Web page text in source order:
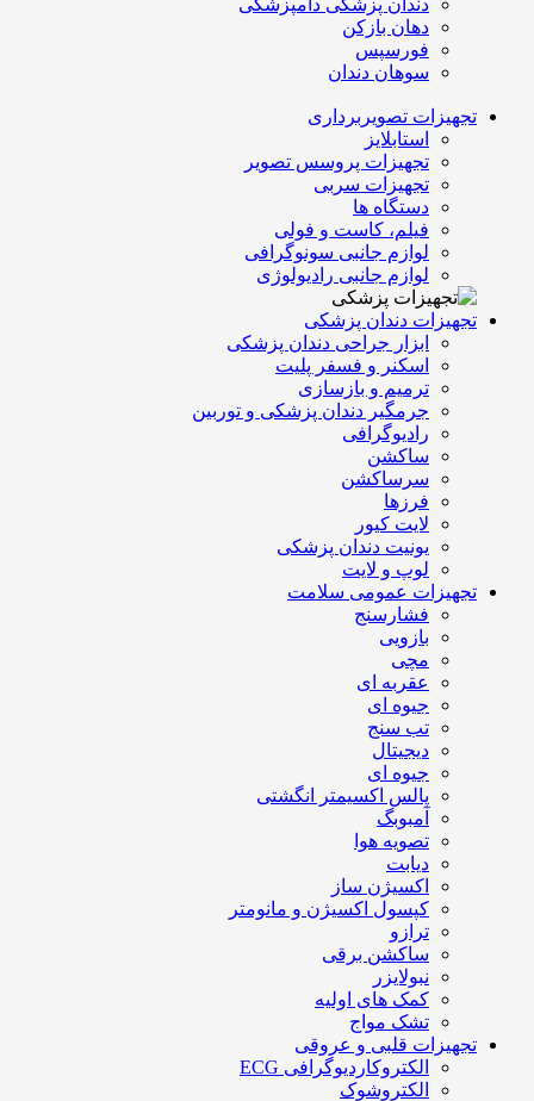
دندان پزشکی دامپزشکی
دهان بازکن
فورسپس
سوهان دندان
تجهیزات تصویربرداری
استابلایز
تجهیزات پروسس تصویر
تجهیزات سربی
دستگاه ها
فیلم، کاست و فولی
لوازم جانبی سونوگرافی
لوازم جانبی رادیولوژی
تجهیزات دندان پزشکی
ابزار جراحی دندان پزشکی
اسکنر و فسفر پلیت
ترمیم و بازسازی
جرمگیر دندان پزشکی و توربین
رادیوگرافی
ساکشن
سرساکشن
فرزها
لایت کیور
یونیت دندان پزشکی
لوپ و لایت
تجهیزات عمومی سلامت
فشارسنج
بازویی
مچی
عقربه ای
جیوه ای
تب سنج
دیجیتال
جیوه ای
پالس اکسیمتر انگشتی
آمبوبگ
تصویه هوا
دیابت
اکسیژن ساز
کپسول اکسیژن و مانومتر
ترازو
ساکشن برقی
نبولایزر
کمک های اولیه
تشک مواج
تجهیزات قلبی و عروقی
الکتروکاردیوگرافی ECG
الکتروشوک